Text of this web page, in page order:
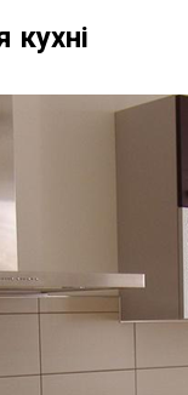
кухні